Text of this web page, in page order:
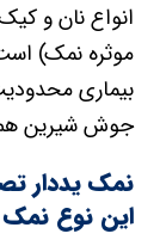
انواع نان و
موثره نمک)
بیماری
جوش شیرین هم
نمک یددار
این نوع نمک